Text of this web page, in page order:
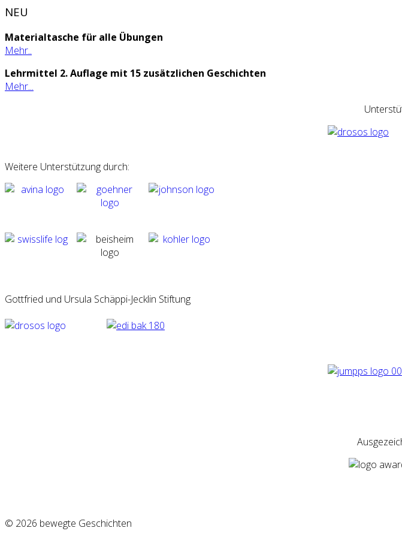
NEU
Materialtasche für alle Übungen
Mehr..
Lehrmittel 2. Auflage mit 15 zusätzlichen Geschichten
Mehr...
Weitere Unterstützung durch:
Gottfried und Ursula Schäppi-Jecklin Stiftung
© 2026 bewegte Geschichten